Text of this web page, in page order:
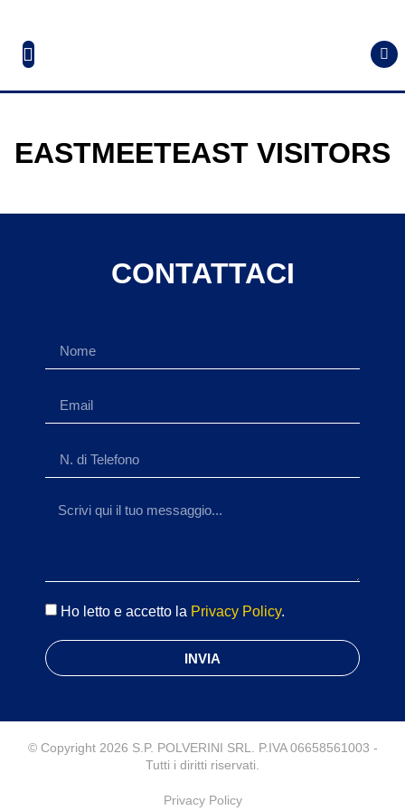
EASTMEETEAST VISITORS
CONTATTACI
Ho letto e accetto la Privacy Policy.
INVIA
© Copyright 2026 S.P. POLVERINI SRL. P.IVA 06658561003 -
Tutti i diritti riservati.
Privacy Policy